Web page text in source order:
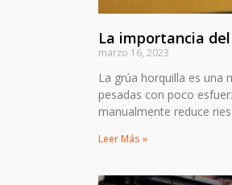
La importancia
marzo 16, 2023
La grúa horquilla es una
pesadas con poco
manualmente reduce
Leer Más »